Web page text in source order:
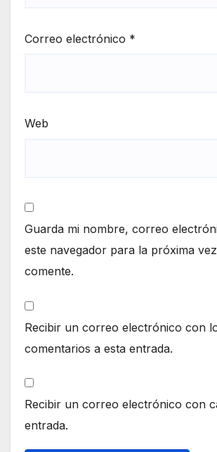
Correo electrónico *
Web
Guarda mi nombre, correo
este navegador para la próxima
comente.
Recibir un correo electrónico con
comentarios a esta entrada.
Recibir un correo electrónico con
entrada.